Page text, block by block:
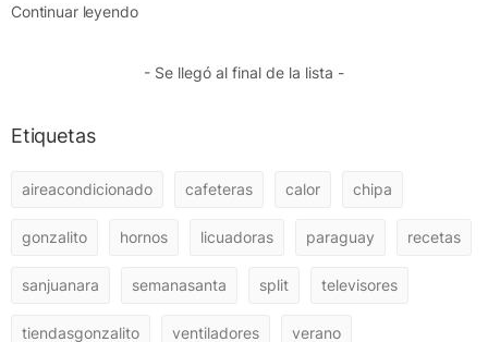
Continuar leyendo
- Se llegó al final de la lista -
Etiquetas
aireacondicionado cafeteras calor chipa
gonzalito hornos licuadoras paraguay recetas
sanjuanara semanasanta split televisores
tiendasgonzalito ventiladores verano